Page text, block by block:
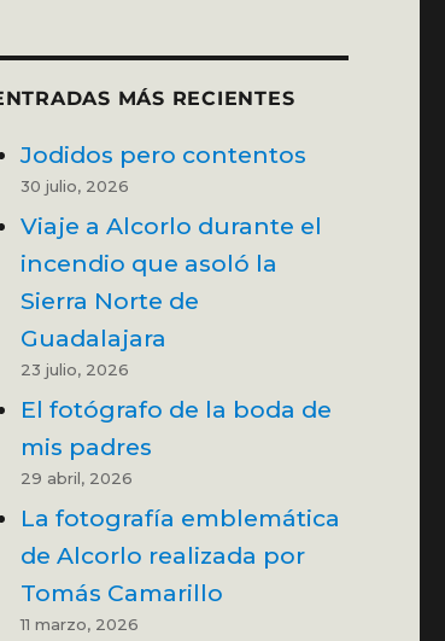
MÁS RECIENTES
Jodidos pero contentos
30 julio, 2026
Viaje a Alcorlo durante el
incendio que asoló la
Sierra Norte de
Guadalajara
23 julio, 2026
El fotógrafo de la boda de
mis padres
29 abril, 2026
La fotografía emblemática
de Alcorlo realizada por
Tomás Camarillo
11 marzo, 2026